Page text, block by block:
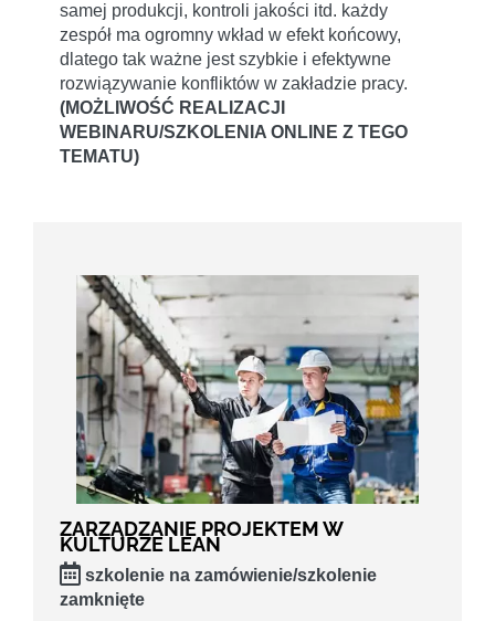
samej produkcji, kontroli jakości itd. każdy
zespół ma ogromny wkład w efekt końcowy,
dlatego tak ważne jest szybkie i efektywne
rozwiązywanie konfliktów w zakładzie pracy.
(MOŻLIWOŚĆ REALIZACJI
WEBINARU/SZKOLENIA ONLINE Z TEGO
TEMATU)
ZARZĄDZANIE PROJEKTEM W
KULTURZE LEAN
szkolenie na zamówienie/szkolenie
zamknięte